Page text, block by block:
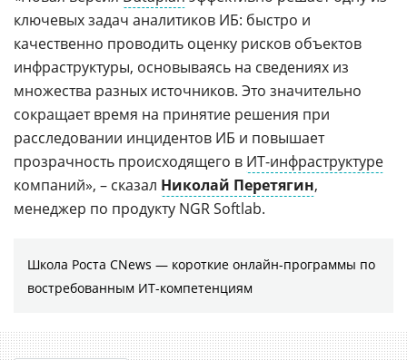
ключевых задач аналитиков ИБ: быстро и
качественно проводить оценку рисков объектов
инфраструктуры, основываясь на сведениях из
множества разных источников. Это значительно
сокращает время на принятие решения при
расследовании инцидентов ИБ и повышает
прозрачность происходящего в ИТ-инфраструктуре
компаний», – сказал Николай Перетягин,
менеджер по продукту NGR Softlab.
Школа Роста CNews — короткие онлайн-программы по
востребованным ИТ-компетенциям